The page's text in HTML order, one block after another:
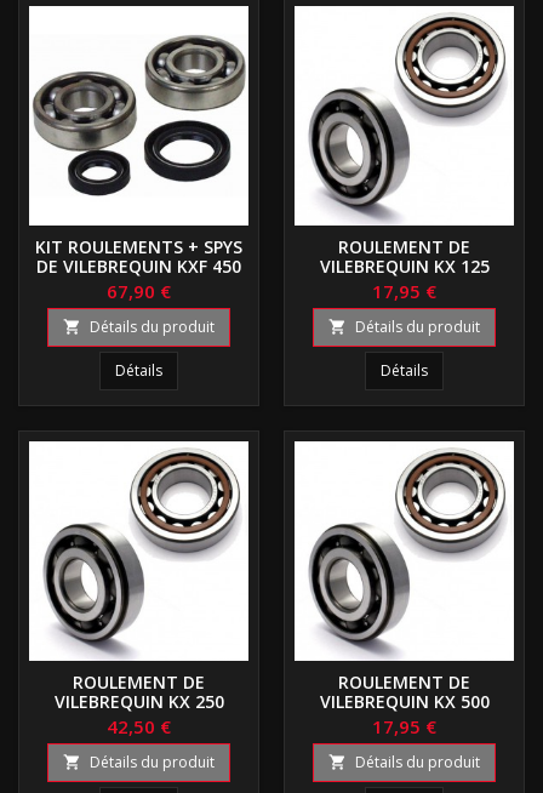
KIT ROULEMENTS + SPYS
DE VILEBREQUIN KXF 450
67,90 €
 Détails du produit
Détails
ROULEMENT DE
VILEBREQUIN KX 125
17,95 €
 Détails du produit
Détails
ROULEMENT DE
VILEBREQUIN KX 250
42,50 €
 Détails du produit
ROULEMENT DE
VILEBREQUIN KX 500
17,95 €
 Détails du produit